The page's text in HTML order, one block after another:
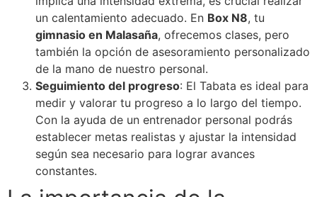
un calentamiento adecuado. En Box N8, tu
gimnasio en Malasaña, ofrecemos clases, pero
también la opción de asesoramiento personalizado
de la mano de nuestro personal.
Seguimiento del progreso: El Tabata es ideal para
medir y valorar tu progreso a lo largo del tiempo.
Con la ayuda de un entrenador personal podrás
establecer metas realistas y ajustar la intensidad
según sea necesario para lograr avances
constantes.